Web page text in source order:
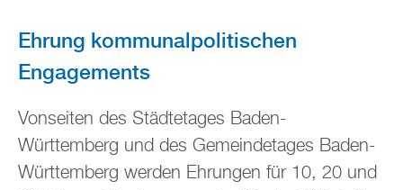
Ehrung kommunalpolitischen
Engagements
Vonseiten des Städtetages Baden-
Württemberg und des Gemeindetages Baden-
Württemberg werden Ehrungen für 10, 20 und